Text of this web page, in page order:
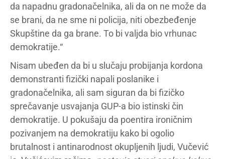
da napadnu gradonačelnika, ali da on ne može da
se brani, da ne sme ni policija, niti obezbeđenje
Skupštine da ga brane. To bi valjda bio vrhunac
demokratije.“
Nisam ubeđen da bi u slučaju probijanja kordona
demonstranti fizički napali poslanike i
gradonačelnika, ali sam siguran da bi fizičko
sprečavanje usvajanja GUP-a bio istinski čin
demokratije. U pokušaju da poentira ironičnim
pozivanjem na demokratiju kako bi ogolio
brutalnost i antinarodnost okupljenih ljudi, Vučević